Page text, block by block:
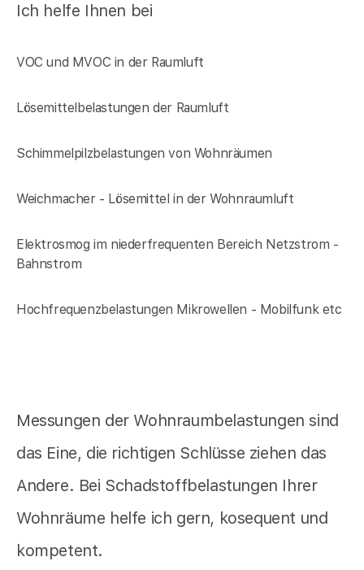
Ich helfe Ihnen bei
VOC und MVOC in der Raumluft
Lösemittelbelastungen der Raumluft
Schimmelpilzbelastungen von Wohnräumen
Weichmacher - Lösemittel in der Wohnraumluft
Elektrosmog im niederfrequenten Bereich Netzstrom -
Bahnstrom
Hochfrequenzbelastungen Mikrowellen - Mobilfunk etc
Messungen der Wohnraumbelastungen sind
das Eine, die richtigen Schlüsse ziehen das
Andere. Bei Schadstoffbelastungen Ihrer
Wohnräume helfe ich gern, kosequent und
kompetent.